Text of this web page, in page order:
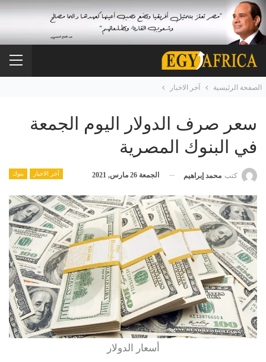
الصفحة الرئيسية آخر الاخبار
سعر صرف الدولار اليوم الجمعة
في البنوك المصرية
آخر الاخبار بنوك كتب محمد إبراهيم الجمعة 26 مارس, 2021
أسعار الدولار